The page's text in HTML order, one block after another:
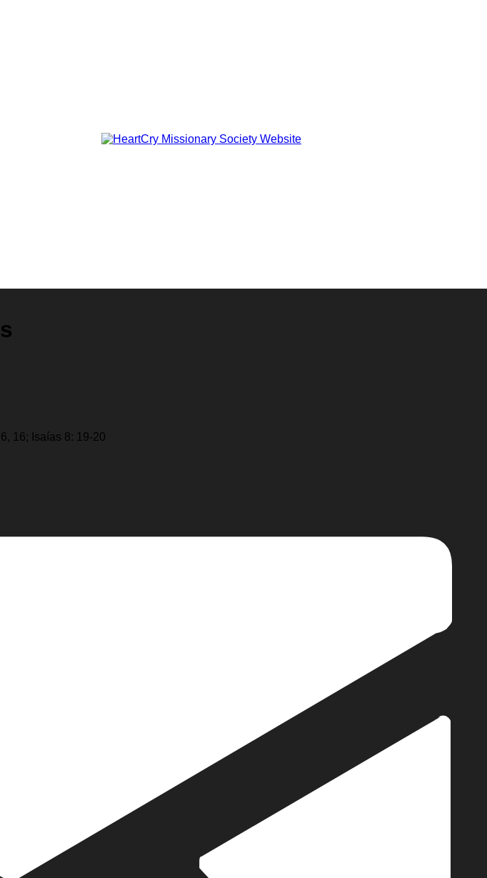
16; Isaías 8: 19-20